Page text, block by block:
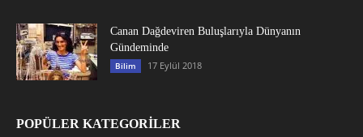
Canan Dağdeviren Buluşlarıyla Dünyanın
Gündeminde
Bilim 17 Eylül 2018
POPÜLER KATEGORİLER